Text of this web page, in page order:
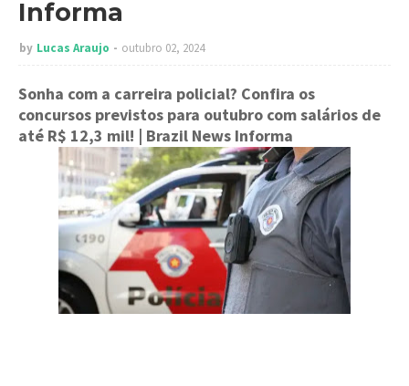
Informa
by Lucas Araujo outubro 02, 2024
Sonha com a carreira policial? Confira os
concursos previstos para outubro com salários de
até R$ 12,3 mil! | Brazil News Informa